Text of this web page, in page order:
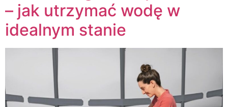
– jak utrzymać wodę w
idealnym stanie